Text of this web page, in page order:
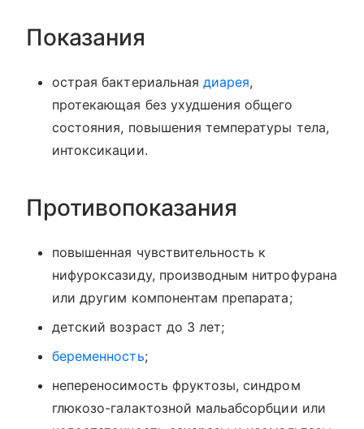
Показания
острая бактериальнаядиарея,
протекающая без ухудшения общего
состояния, повышения температуры тела,
интоксикации.
Противопоказания
повышенная чувствительность к
нифуроксазиду, производным нитрофурана
или другим компонентам препарата;
детский возраст до 3 лет;
беременность;
непереносимость фруктозы, синдром
глюкозо-галактозной мальабсорбции или